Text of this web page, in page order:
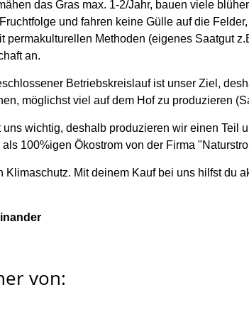
das Gras max. 1-2/Jahr, bauen viele
und fahren keine Gülle auf die
permakulturellen Methoden (eigenes Saatgut
an.
Betriebskreislauf ist unser Ziel,
möglichst viel auf dem Hof zu produzieren
wichtig, deshalb produzieren wir einen Teil
100%igen Ökostrom von der Firma
Klimaschutz. Mit deinem Kauf bei uns hilfst du
von: